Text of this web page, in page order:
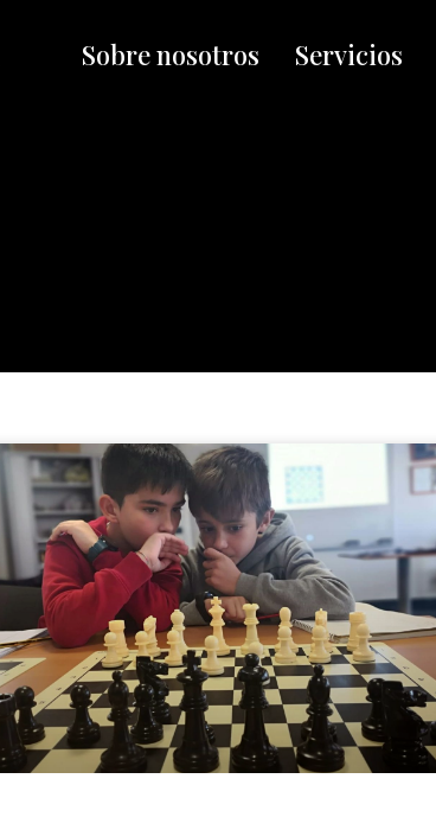
Sobre nosotros Servicios